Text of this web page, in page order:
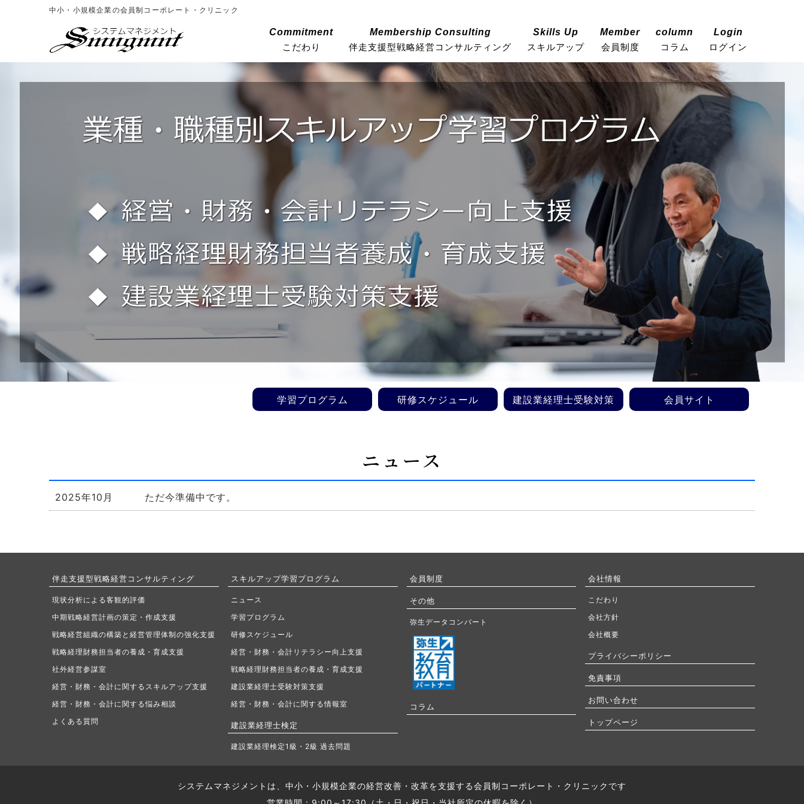
中小・小規模企業の会員制コーポレート・クリニック
Commitment
こだわり
Membership Consulting
伴走支援型戦略経営コンサルティング
Skills Up
スキルアップ
Member
会員制度
column
コラム
Login
ログイン
学習プログラム 研修スケジュール 建設業経理士受験対策 会員サイト
ニュース
2025年10月 ただ今準備中です。
伴走支援型戦略経営コンサルティング
現状分析による客観的評価
中期戦略経営計画の策定・作成支援
戦略経営組織の構築と経営管理体制の強化支援
戦略経理財務担当者の養成・育成支援
社外経営参謀室
経営・財務・会計に関するスキルアップ支援
経営・財務・会計に関する悩み相談
よくある質問
スキルアップ学習プログラム
ニュース
学習プログラム
研修スケジュール
経営・財務・会計リテラシー向上支援
戦略経理財務担当者の養成・育成支援
建設業経理士受験対策支援
経営・財務・会計に関する情報室
建設業経理士検定
建設業経理検定1級・2級 過去問題
会員制度
その他
弥生データコンバート
コラム
会社情報
こだわり
会社方針
会社概要
プライバシーポリシー
免責事項
お問い合わせ
トップページ
システムマネジメントは、中小・小規模企業の経営改善・改革を支援する会員制コーポレート・クリニックです